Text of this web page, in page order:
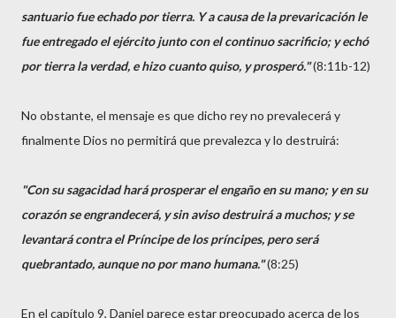
santuario fue echado por tierra. Y a causa de la prevaricación le
fue entregado el ejército junto con el continuo sacrificio; y echó
por tierra la verdad, e hizo cuanto quiso, y prosperó."(8:11b-12)
No obstante, el mensaje es que dicho rey no prevalecerá y
finalmente Dios no permitirá que prevalezca y lo destruirá:
"Con su sagacidad hará prosperar el engaño en su mano; y en su
corazón se engrandecerá, y sin aviso destruirá a muchos; y se
levantará contra el Príncipe de los príncipes, pero será
quebrantado, aunque no por mano humana."(8:25)
En el capítulo 9, Daniel parece estar preocupado acerca de los